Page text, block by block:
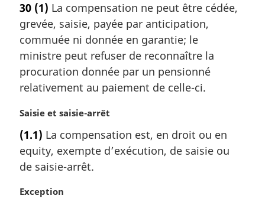
t
e
m
a
g
i
a
l
e
:
30 (1) La compensation ne peut être cédée,
grevée, saisie, payée par anticipation,
commuée ni donnée en garantie; le
ministre peut refuser de reconnaître la
procuration donnée par un pensionné
relativement au paiement de celle-ci.
N
t
e
m
r
Saisie et saisie-arrêt
(1.1) La compensation est, en droit ou en
equity, exempte d’exécution, de saisie ou
de saisie-arrêt.
N
Exception